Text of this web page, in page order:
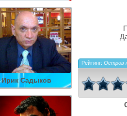
Ирик Садыков
Рейтинг: Остров